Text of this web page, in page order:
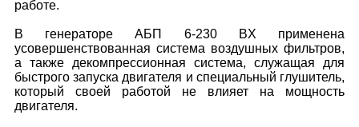
работе.
В генераторе АБП 6-230 ВX применена
усовершенствованная система воздушных фильтров,
а также декомпрессионная система, служащая для
быстрого запуска двигателя и специальный глушитель,
который своей работой не влияет на мощность
двигателя.